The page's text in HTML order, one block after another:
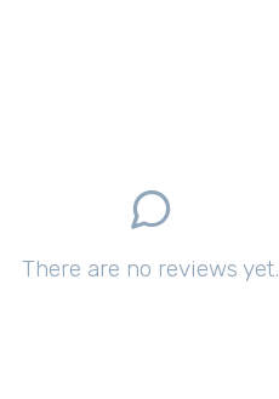
There are no reviews yet.